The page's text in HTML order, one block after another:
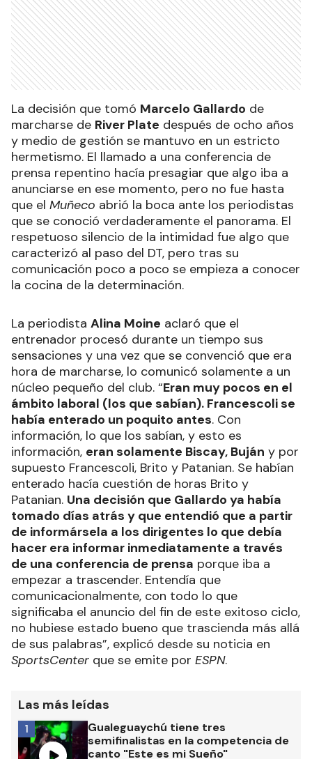
La decisión que tomó Marcelo Gallardo de
marcharse de River Plate después de ocho años
y medio de gestión se mantuvo en un estricto
hermetismo. El llamado a una conferencia de
prensa repentino hacía presagiar que algo iba a
anunciarse en ese momento, pero no fue hasta
que el Muñeco abrió la boca ante los periodistas
que se conoció verdaderamente el panorama. El
respetuoso silencio de la intimidad fue algo que
caracterizó al paso del DT, pero tras su
comunicación poco a poco se empieza a conocer
la cocina de la determinación.
La periodista Alina Moine aclaró que el
entrenador procesó durante un tiempo sus
sensaciones y una vez que se convenció que era
hora de marcharse, lo comunicó solamente a un
núcleo pequeño del club. “Eran muy pocos en el
ámbito laboral (los que sabían). Francescoli se
había enterado un poquito antes. Con
información, lo que los sabían, y esto es
información, eran solamente Biscay, Buján y por
supuesto Francescoli, Brito y Patanian. Se habían
enterado hacía cuestión de horas Brito y
Patanian. Una decisión que Gallardo ya había
tomado días atrás y que entendió que a partir
de informársela a los dirigentes lo que debía
hacer era informar inmediatamente a través
de una conferencia de prensa porque iba a
empezar a trascender. Entendía que
comunicacionalmente, con todo lo que
significaba el anuncio del fin de este exitoso ciclo,
no hubiese estado bueno que trascienda más allá
de sus palabras”, explicó desde su noticia en
SportsCenter que se emite por ESPN.
Las más leídas
Gualeguaychú tiene tres
semifinalistas en la competencia de
canto "Este es mi Sueño"
1